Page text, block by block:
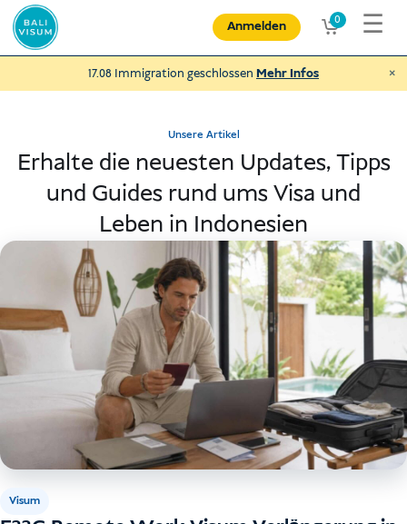
Zum
Inhalt
springen
Anmelden 0 ☰
17.08 Immigration geschlossen Mehr Infos ×
Unsere Artikel
Erhalte die neuesten Updates, Tipps
und Guides rund ums Visa und
Leben in Indonesien
Visum
Spende an NEXUBA
und helfe behinderten Menschen und
mehr
Spenden